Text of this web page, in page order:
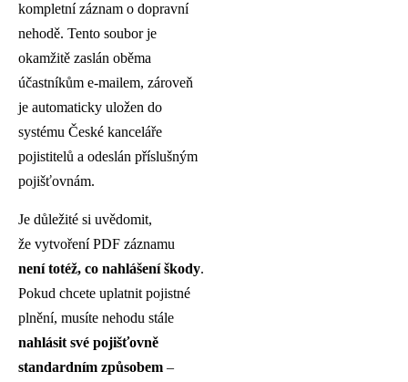
kompletní záznam o dopravní
nehodě. Tento soubor je
okamžitě zaslán oběma
účastníkům e-mailem, zároveň
je automaticky uložen do
systému České kanceláře
pojistitelů a odeslán příslušným
pojišťovnám.
Je důležité si uvědomit,
že vytvoření PDF záznamu
není totéž, co nahlášení škody.
Pokud chcete uplatnit pojistné
plnění, musíte nehodu stále
nahlásit své pojišťovně
standardním způsobem –